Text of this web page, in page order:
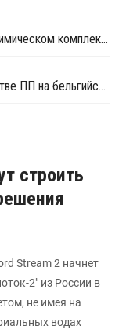
Total завершил модернизацию на нефтехимическом комплексе во Франции
Total объявил форс-мажор на производстве ПП на бельгийском заводе в Feluy
строить
Stream 2 начнет
2" из России в
не имея на
водах